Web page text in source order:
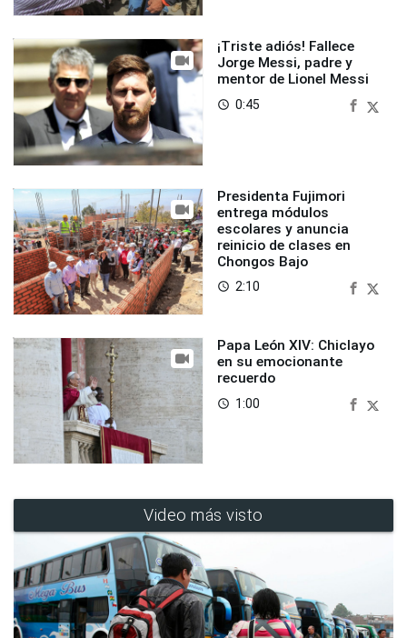
¡Triste adiós! Fallece
Jorge Messi, padre y
mentor de Lionel Messi
access_time 0:45
Presidenta Fujimori
entrega módulos
escolares y anuncia
reinicio de clases en
Chongos Bajo
access_time 2:10
Papa León XIV: Chiclayo
en su emocionante
recuerdo
access_time 1:00
Video más visto